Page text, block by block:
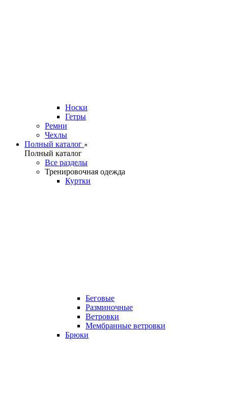
Носки
Гетры
Ремни
Чехлы
Полный каталог
Полный каталог
Все разделы
Тренировочная одежда
Куртки
Беговые
Разминочные
Ветровки
Мембранные ветровки
Брюки